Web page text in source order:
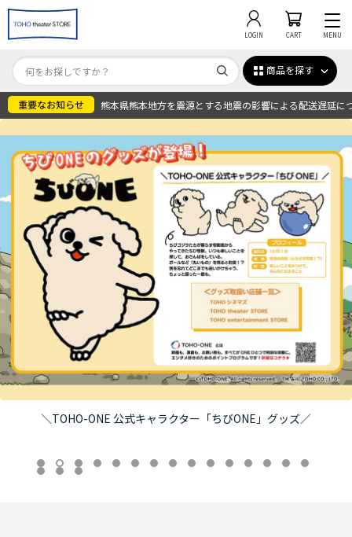
LOGIN CART MENU
商品を探す
熊本県熊本地方を震源とする地震の影響による配送遅延に
＼TOHO-ONE 公式キャラクター「ちびONE」グッズ／